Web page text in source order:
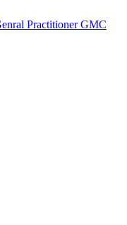
Practitioner GMC